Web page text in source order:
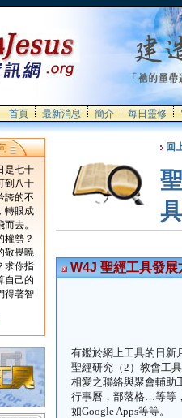
首頁 最新消息 簡介 每日靈修
是七十
到八十
誇的不
轉眼成
去。
權勢？
敬畏曉
求你指
自己的
得著智
回
具
W4J 聖經工具發展
有鑑於網上工具的日新
聖經研究（2）教會工
相愛之聯絡與聚會輔助
行事曆，部落格…等等
如Google Apps等等。